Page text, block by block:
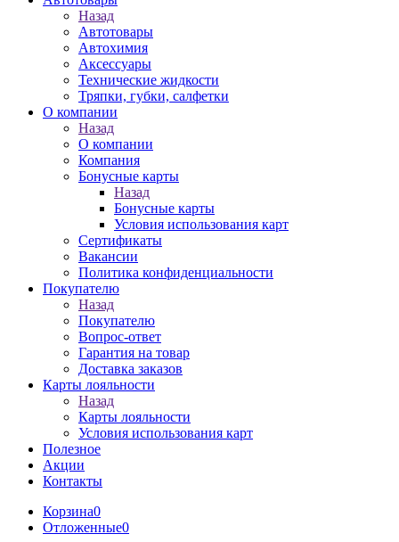
Назад
Автотовары
Автохимия
Аксессуары
Технические жидкости
Тряпки, губки, салфетки
О компании
Назад
О компании
Компания
Бонусные карты
Назад
Бонусные карты
Условия использования карт
Сертификаты
Вакансии
Политика конфиденциальности
Покупателю
Назад
Покупателю
Вопрос-ответ
Гарантия на товар
Доставка заказов
Карты лояльности
Назад
Карты лояльности
Условия использования карт
Полезное
Акции
Контакты
Корзина0
Отложенные0